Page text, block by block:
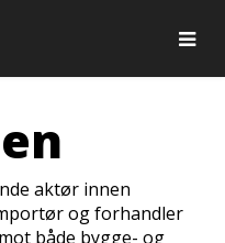
aktør innen
og forhandler
både bygge- og